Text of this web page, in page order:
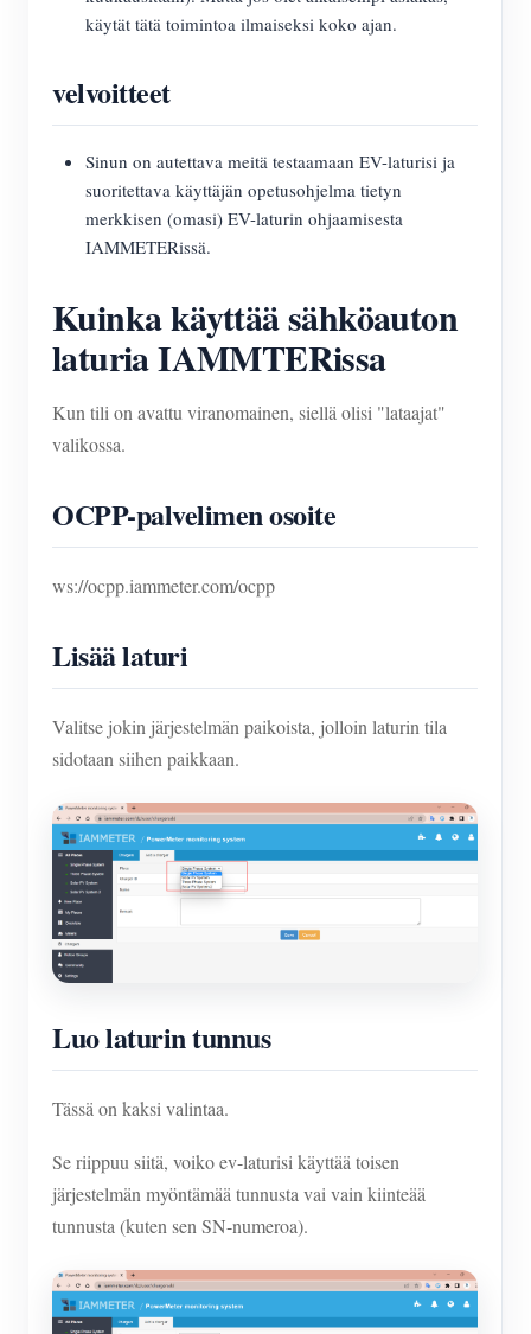
käytät tätä toimintoa ilmaiseksi koko ajan.
velvoitteet
Sinun on autettava meitä testaamaan EV-laturisi ja
suoritettava käyttäjän opetusohjelma tietyn
merkkisen (omasi) EV-laturin ohjaamisesta
IAMMETERissä.
Kuinka käyttää sähköauton
laturia IAMMTERissa
Kun tili on avattu viranomainen, siellä olisi "lataajat"
valikossa.
OCPP-palvelimen osoite
ws://ocpp.iammeter.com/ocpp
Lisää laturi
Valitse jokin järjestelmän paikoista, jolloin laturin tila
sidotaan siihen paikkaan.
Luo laturin tunnus
Tässä on kaksi valintaa.
Se riippuu siitä, voiko ev-laturisi käyttää toisen
järjestelmän myöntämää tunnusta vai vain kiinteää
tunnusta (kuten sen SN-numeroa).